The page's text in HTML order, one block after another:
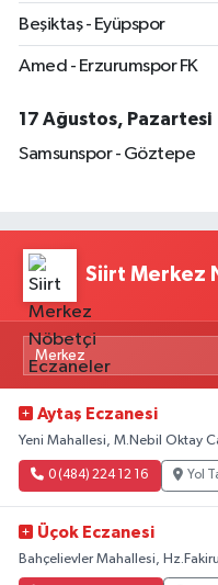
Beşiktaş - Eyüpspor
Amed - Erzurumspor FK
17 Ağustos, Pazartesi
Samsunspor - Göztepe
Siirt Merkez
Aytaş Eczanesi
Yeni Mahallesi, M.Nebil Oktay
0 (484) 224 12 16 Yol
Üçok Eczanesi
Bahçelievler Mahallesi,